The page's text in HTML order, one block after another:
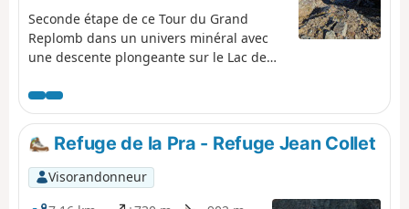
Seconde étape de ce Tour du Grand
Replomb dans un univers minéral avec
une descente plongeante sur le Lac de
Refuge de la Pra - Refuge Jean Collet
Visorandonneur